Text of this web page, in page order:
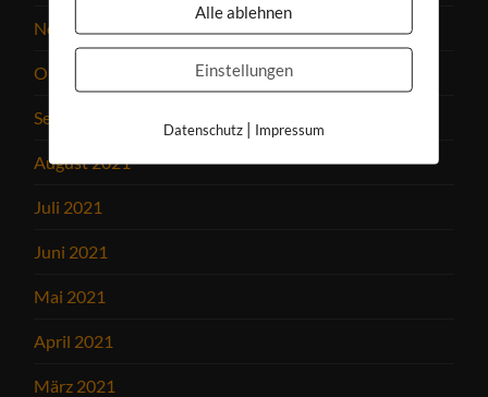
November 2021
Oktober 2021
September 2021
August 2021
Juli 2021
Juni 2021
Mai 2021
April 2021
März 2021
Alle ablehnen
Einstellungen
Datenschutz| Impressum